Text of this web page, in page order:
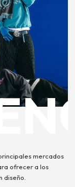
mercados
ofrecer a los
diseño.